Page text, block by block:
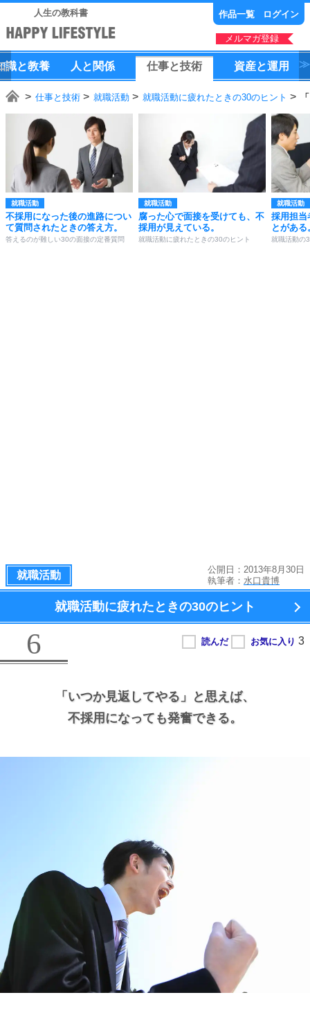
人生の教科書 作品一覧 ログイン
メルマガ登録
識と教養 人 と 関係 仕事と技術 資産と運用
仕事と技術 就職活動 就職活動に疲れたときの30のヒント
就職活動
不採用になった後の進路につい
て質問されたときの答え方。
答えるのが難しい30の面接の定番質問
就職活動
腐った心で面接を受けても、不
採用が見えている。
就職活動に疲れたときの30のヒント
就職活動
採用担当
とがある
就職活動の
就職活動
公開日：2013年8月30日
執筆者： 水口貴博
就職活動に疲れたときの30のヒント
6
「いつか見返してやる」と思えば、
不採用になっても発奮できる。